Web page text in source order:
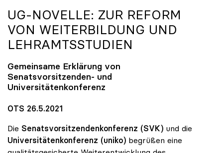
UG-NOVELLE: ZUR REFORM
VON WEITERBILDUNG UND
LEHRAMTSSTUDIEN
Gemeinsame Erklärung von
Senatsvorsitzenden- und
Universitätenkonferenz
OTS 26.5.2021
Die Senatsvorsitzendenkonferenz (SVK) und die
Universitätenkonferenz (uniko) begrüßen eine